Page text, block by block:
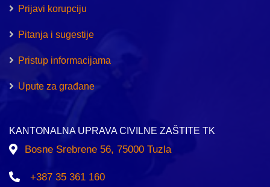
Prijavi korupciju
Pitanja i sugestije
Pristup informacijama
Upute za građane
KANTONALNA UPRAVA CIVILNE ZAŠTITE TK
Bosne Srebrene 56, 75000 Tuzla
+387 35 361 160